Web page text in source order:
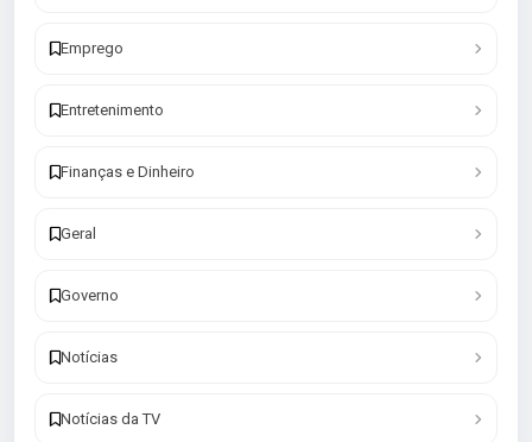
Emprego
Entretenimento
Finanças e Dinheiro
Geral
Governo
Notícias
Notícias da TV